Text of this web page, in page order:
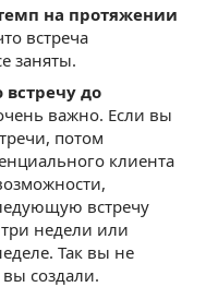
на протяжении
встреча
заняты.
до
важно. Если вы
потом
клиента
встречу
недели или
Так вы не
создали.